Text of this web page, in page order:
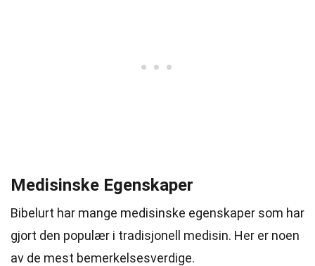
Medisinske Egenskaper
Bibelurt har mange medisinske egenskaper som har
gjort den populær i tradisjonell medisin. Her er noen
av de mest bemerkelsesverdige.